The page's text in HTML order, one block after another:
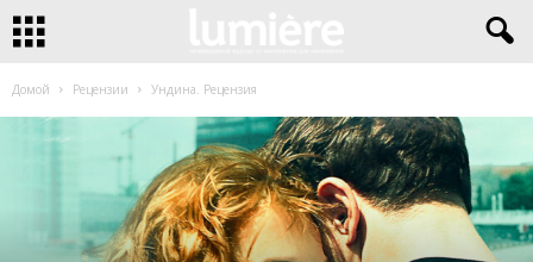
Домой Рецензии Ундина. Рецензия